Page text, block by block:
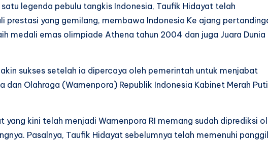
legenda pebulu tangkis Indonesia, Taufik Hidayat telah
prestasi yang gemilang, membawa Indonesia Ke ajang
medali emas olimpiade Athena tahun 2004 dan juga Juara Dunia
sukses setelah ia dipercaya oleh pemerintah untuk menjabat
dan Olahraga (Wamenpora) Republik Indonesia Kabinet Merah
yang kini telah menjadi Wamenpora RI memang sudah diprediksi
Pasalnya, Taufik Hidayat sebelumnya telah memenuhi